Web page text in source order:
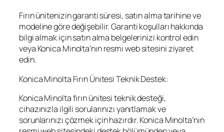
Fırın ünitenizin garanti süresi, satın alma tarihine ve
modeline göre değişebilir. Garanti koşulları hakkında
bilgi almak için satın alma belgelerinizi kontrol edin
veya Konica Minolta’nın resmi web sitesini ziyaret
edin.
Konica Minolta Fırın Ünitesi Teknik Destek:
Konica Minolta fırın ünitesi teknik desteği,
cihazınızla ilgili sorularınızı yanıtlamak ve
sorunlarınızı çözmek için hazırdır. Konica Minolta’nın